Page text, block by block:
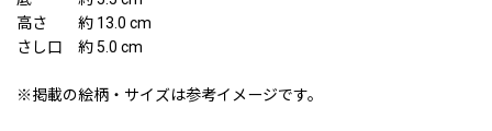
高さ 約 13.0 cm
さし口 約 5.0 cm
※掲載の絵柄・サイズは参考イメージです。